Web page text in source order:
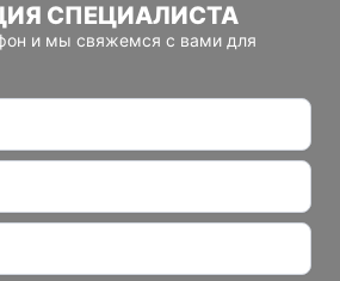
СПЕЦИАЛИСТА
и мы свяжемся с вами для